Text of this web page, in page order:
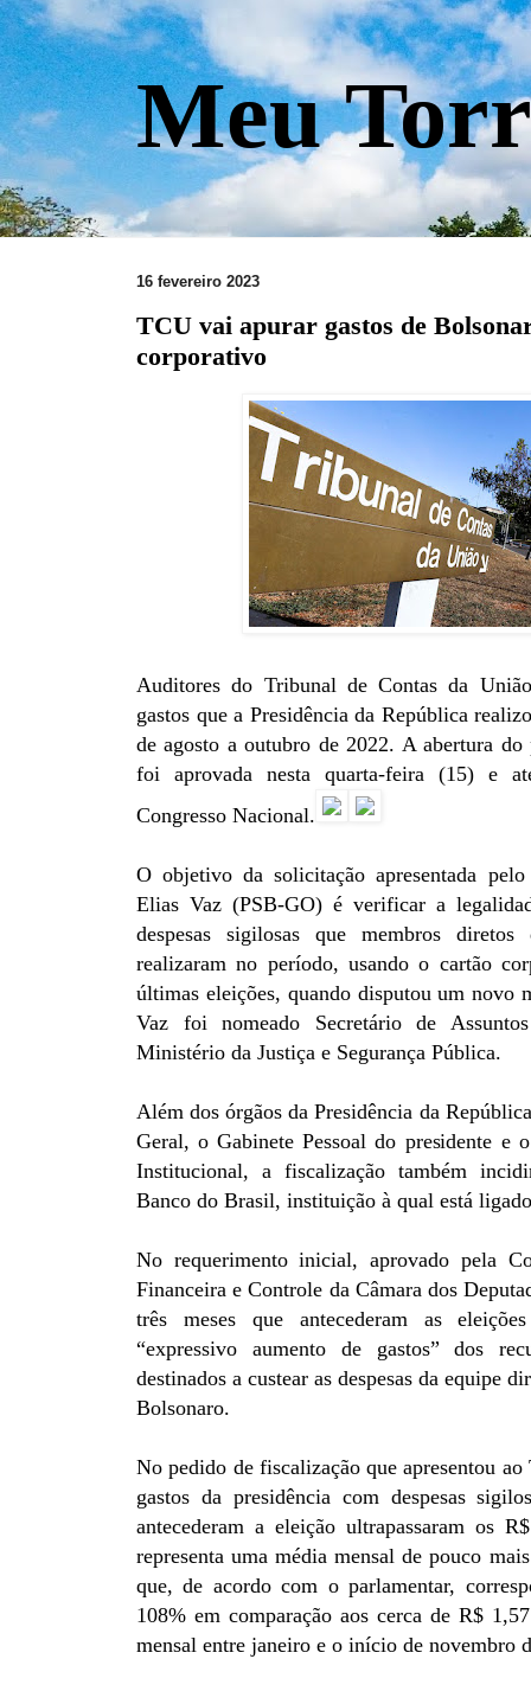
Meu
16 fevereiro 2023
TCU vai apurar gastos de
corporativo
Auditores do Tribunal de Contas da
gastos que a Presidência da República
de agosto a outubro de 2022. A abertura do
foi aprovada nesta quarta-feira (15) e
Congresso Nacional.
O objetivo da solicitação apresentada
Elias Vaz (PSB-GO) é verificar a
despesas sigilosas que membros diretos
realizaram no período, usando o cartão
últimas eleições, quando disputou um novo
Vaz foi nomeado Secretário de
Ministério da Justiça e Segurança Pública.
Além dos órgãos da Presidência da
Geral, o Gabinete Pessoal do presidente e
Institucional, a fiscalização também
Banco do Brasil, instituição à qual está
No requerimento inicial, aprovado pela
Financeira e Controle da Câmara dos
três meses que antecederam as
“expressivo aumento de gastos” dos
destinados a custear as despesas da equipe
Bolsonaro.
No pedido de fiscalização que apresentou
gastos da presidência com despesas
antecederam a eleição ultrapassaram os
representa uma média mensal de pouco
que, de acordo com o parlamentar,
108% em comparação aos cerca de R$
mensal entre janeiro e o início de novembro